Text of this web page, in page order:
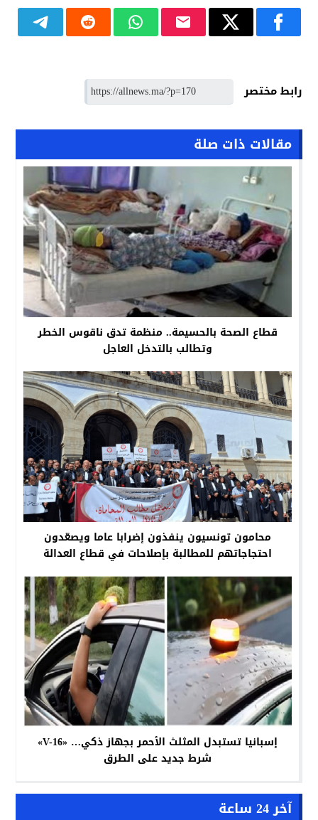
رابط مختصر
مقالات ذات صلة
قطاع الصحة بالحسيمة.. منظمة تدق ناقوس الخطر
وتطالب بالتدخل العاجل
محامون تونسيون ينفذون إضرابا عاما ويصعّدون
احتجاجاتهم للمطالبة بإصلاحات في قطاع العدالة
إسبانيا تستبدل المثلث الأحمر بجهاز ذكي… «V-16»
شرط جديد على الطرق
آخر 24 ساعة